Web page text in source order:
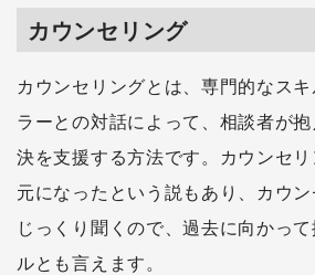
カウンセリング
カウンセリングとは、専門的なス
ラーとの対話によって、相談者が
決を支援する方法です。カウンセ
元になったという説もあり、カウ
じっくり聞くので、過去に向かっ
ルとも言えます。